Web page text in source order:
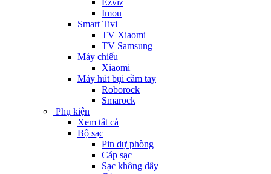
Ezviz
Imou
Smart Tivi
TV Xiaomi
TV Samsung
Máy chiếu
Xiaomi
Máy hút bụi cầm tay
Roborock
Smarock
Phụ kiện
Xem tất cả
Bộ sạc
Pin dự phòng
Cáp sạc
Sạc không dây